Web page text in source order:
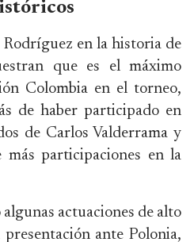
Rodríguez en la historia de
que es el máximo
Colombia en el torneo,
de haber participado en
de Carlos Valderrama y
más participaciones en la
actuaciones de alto
ante Polonia,